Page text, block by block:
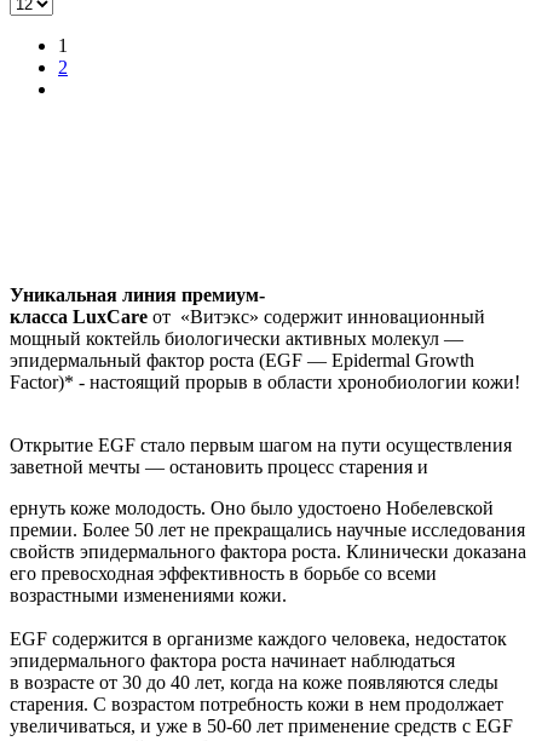
1
2
Уникальная линия премиум-
класса LuxCare от «Витэкс» содержит инновационный
мощный коктейль биологически активных молекул —
эпидермальный фактор роста (EGF — Epidermal Growth
Factor)* - настоящий прорыв в области хронобиологии кожи!
Открытие EGF стало первым шагом на пути осуществления
заветной мечты — остановить процесс старения и
ернуть коже молодость. Оно было удостоено Нобелевской
премии. Более 50 лет не прекращались научные исследования
свойств эпидермального фактора роста. Клинически доказана
его превосходная эффективность в борьбе со всеми
возрастными изменениями кожи.
EGF содержится в организме каждого человека, недостаток
эпидермального фактора роста начинает наблюдаться
в возрасте от 30 до 40 лет, когда на коже появляются следы
старения. С возрастом потребность кожи в нем продолжает
увеличиваться, и уже в 50-60 лет применение средств с EGF